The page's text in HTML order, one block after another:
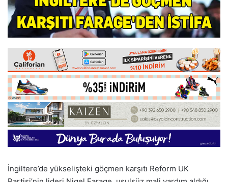
İngiltere’de yükselişteki göçmen karşıtı Reform UK